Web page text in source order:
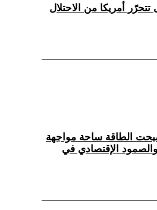
أمريكا من الاحتلال
الطاقة ساحة مواجهة
الإقتصادي في